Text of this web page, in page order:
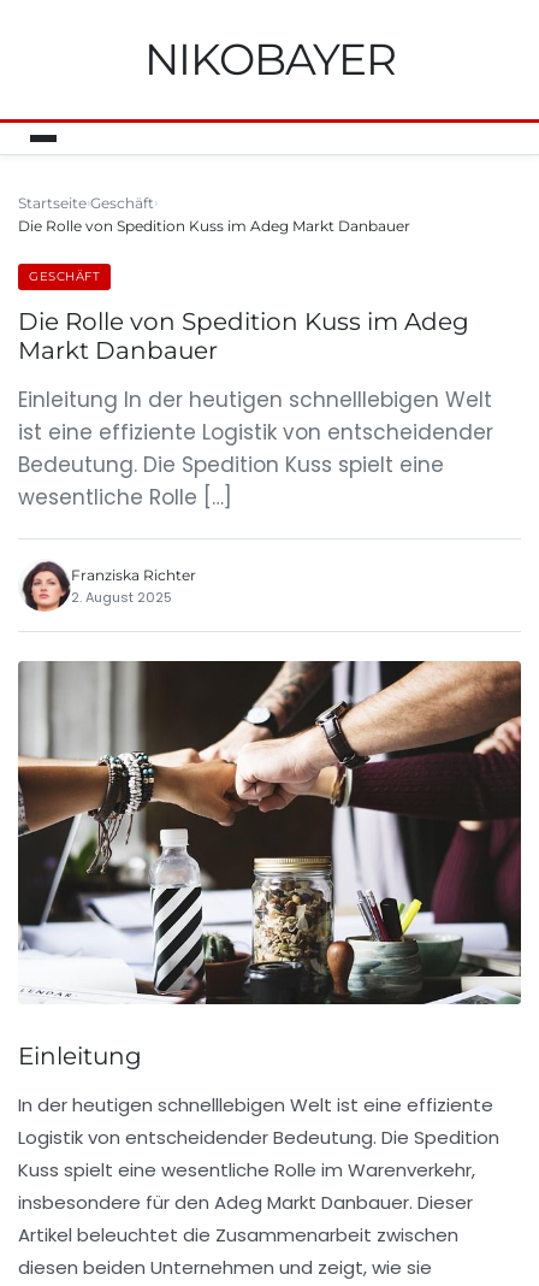
NIKOBAYER
Startseite Geschäft
Die Rolle von Spedition Kuss im Adeg Markt Danbauer
GESCHÄFT
Die Rolle von Spedition Kuss im Adeg
Markt Danbauer
Einleitung In der heutigen schnelllebigen Welt
ist eine effiziente Logistik von entscheidender
Bedeutung. Die Spedition Kuss spielt eine
wesentliche Rolle […]
Franziska Richter
2. August 2025
Einleitung
In der heutigen schnelllebigen Welt ist eine effiziente
Logistik von entscheidender Bedeutung. Die Spedition
Kuss spielt eine wesentliche Rolle im Warenverkehr,
insbesondere für den Adeg Markt Danbauer. Dieser
Artikel beleuchtet die Zusammenarbeit zwischen
diesen beiden Unternehmen und zeigt, wie sie